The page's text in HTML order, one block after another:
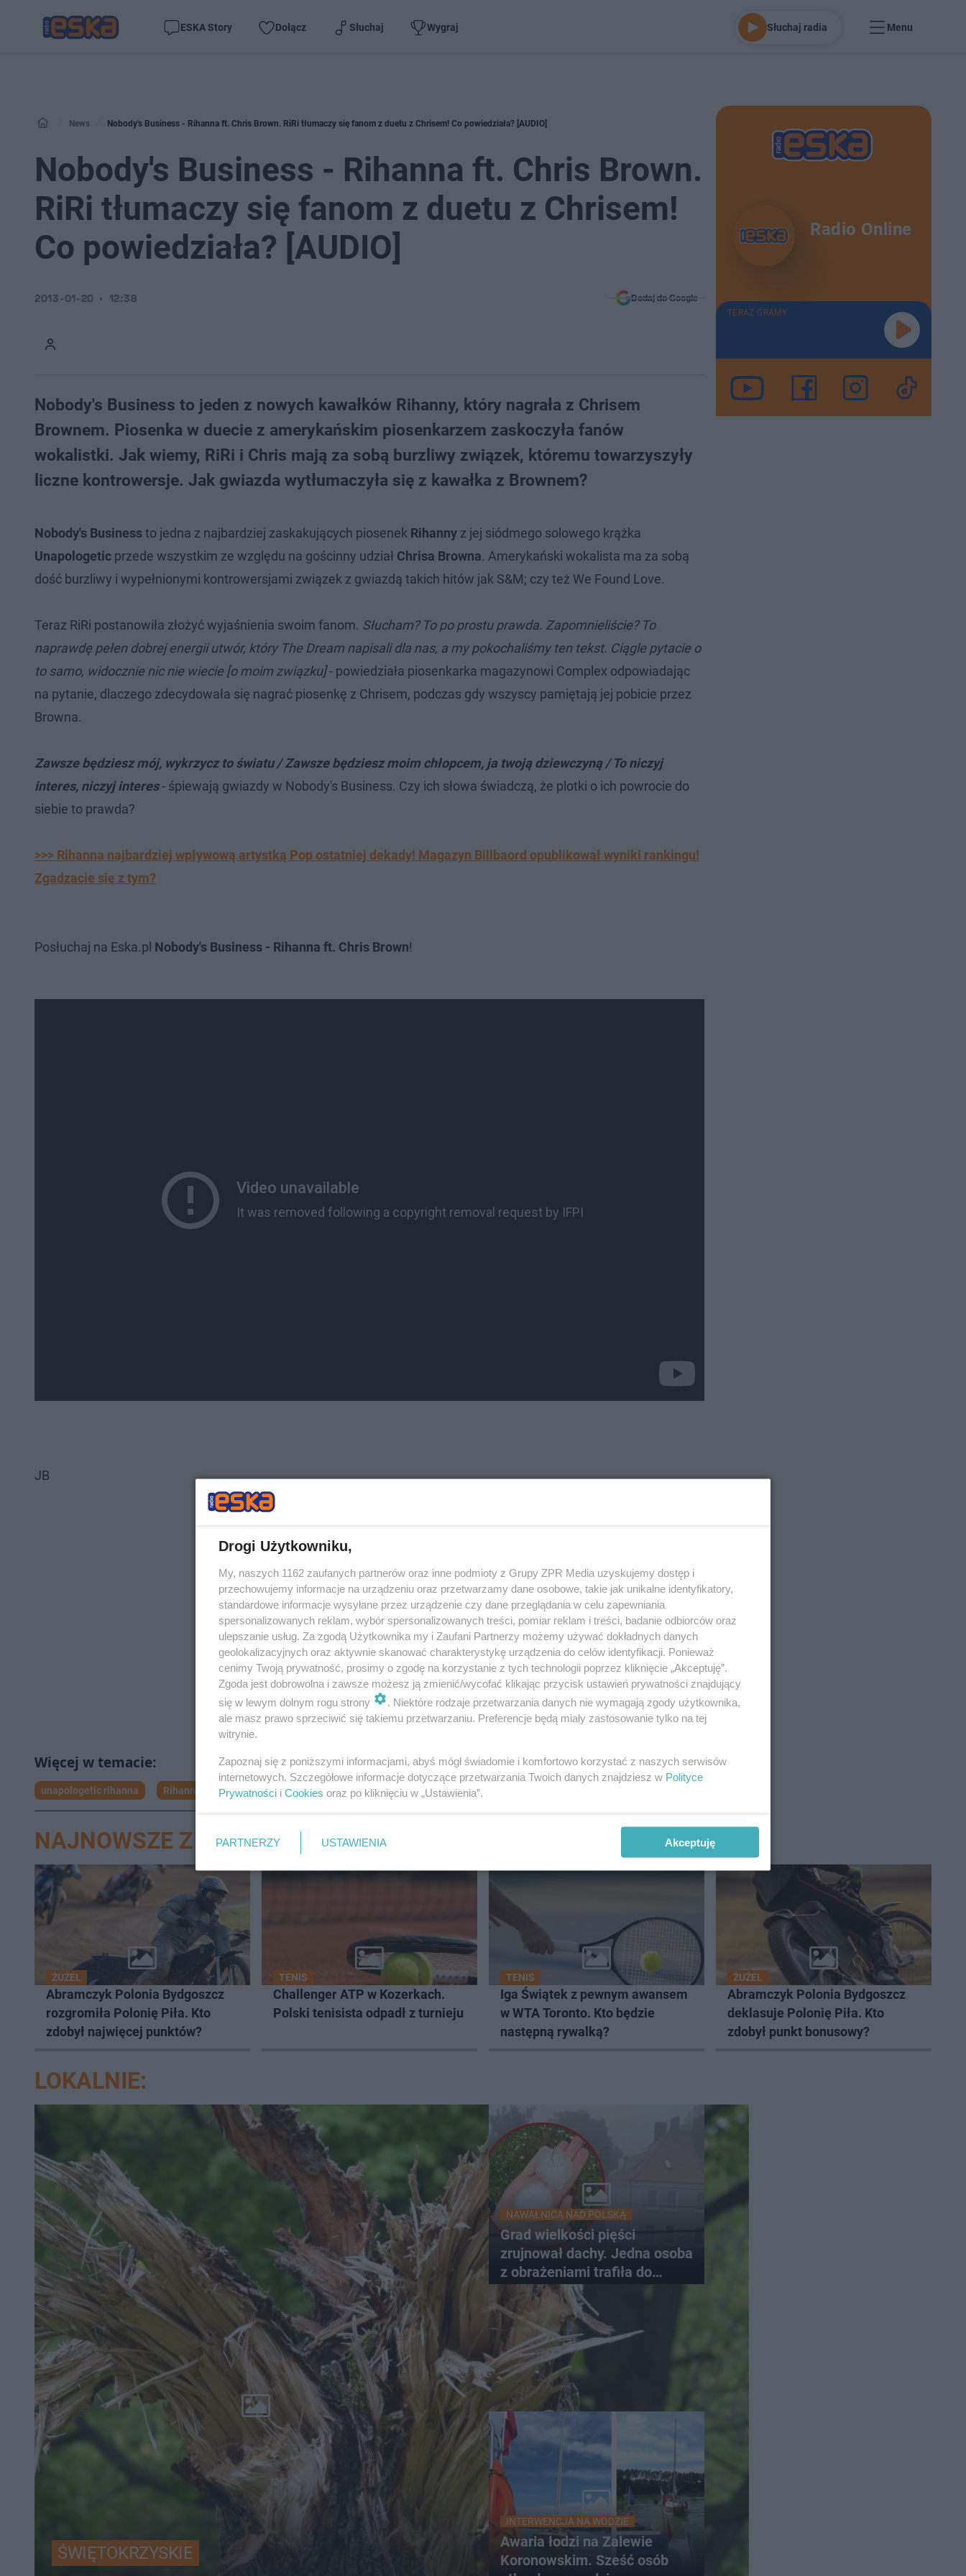
ESKA Story Dołącz Słuchaj Wygraj Słuchaj radia Menu
News Nobody's Business - Rihanna ft. Chris Brown. RiRi tłumaczy się fanom z duetu z Chrisem! Co powiedziała? [AUDIO]
Nobody's Business - Rihanna ft. Chris Brown.
RiRi tłumaczy się fanom z duetu z Chrisem!
Co powiedziała? [AUDIO]
2013-01-20 12:38 Dodaj do Google
Nobody's Business to jeden z nowych kawałków Rihanny, który nagrała z Chrisem
Brownem. Piosenka w duecie z amerykańskim piosenkarzem zaskoczyła fanów
wokalistki. Jak wiemy, RiRi i Chris mają za sobą burzliwy związek, któremu towarzyszyły
liczne kontrowersje. Jak gwiazda wytłumaczyła się z kawałka z Brownem?
Nobody's Businessto jedna z najbardziej zaskakujących piosenek Rihanny z jej siódmego solowego krążka
Unapologetic przede wszystkim ze względu na gościnny udział Chrisa Browna. Amerykański wokalista ma za sobą
dość burzliwy i wypełnionymi kontrowersjami związek z gwiazdą takich hitów jak S&M; czy też We Found Love.
Teraz RiRi postanowiła złożyć wyjaśnienia swoim fanom. Słucham? To po prostu prawda. Zapomnieliście? To
naprawdę pełen dobrej energii utwór, który The Dream napisali dla nas, a my pokochaliśmy ten tekst. Ciągle pytacie o
to samo, widocznie nic nie wiecie [o moim związku]- powiedziała piosenkarka magazynowi Complex odpowiadając
na pytanie, dlaczego zdecydowała się nagrać piosenkę z Chrisem, podczas gdy wszyscy pamiętają jej pobicie przez
Browna.
Zawsze będziesz mój, wykrzycz to światu / Zawsze będziesz moim chłopcem, ja twoją dziewczyną / To niczyj
interes, niczyj interes- śpiewają gwiazdy w Nobody's Business. Czy ich słowa świadczą, że plotki o ich powrocie do
siebie to prawda?
>>> Rihanna najbardziej wpływową artystką Pop ostatniej dekady! Magazyn Billbaord opublikował wyniki rankingu!
Zgadzacie się z tym?
Posłuchaj na Eska.pl Nobody's Business - Rihanna ft. Chris Brown!
JB
unapologetic rihanna Rihanna Chris Brown
Radio Online
TERAZ GRAMY
NAJNOWSZE Z DZIAŁU NAJNOWSZE
ŻUŻEL
Abramczyk Polonia Bydgoszcz
rozgromiła Polonię Piła. Kto
zdobył najwięcej punktów?
TENIS
Challenger ATP w Kozerkach.
Polski tenisista odpadł z turnieju
TENIS
Iga Świątek z pewnym awansem
w WTA Toronto. Kto będzie
następną rywalką?
ŻUŻEL
Abramczyk Polonia Bydgoszcz
deklasuje Polonię Piła. Kto
zdobył punkt bonusowy?
LOKALNIE:
ŚWIĘTOKRZYSKIE
NAWAŁNICA NAD POLSKĄ
Grad wielkości pięści
zrujnował dachy. Jedna osoba
z obrażeniami trafiła do
szpitala
INTERWENCJA NA WODZIE
Awaria łodzi na Zalewie
Koronowskim. Sześć osób
Drogi Użytkowniku,
My, naszych 1162 zaufanych partnerów oraz inne podmioty z Grupy ZPR Media uzyskujemy dostęp i
przechowujemy informacje na urządzeniu oraz przetwarzamy dane osobowe, takie jak unikalne identyfikatory,
standardowe informacje wysyłane przez urządzenie czy dane przeglądania w celu zapewniania
spersonalizowanych reklam, wybór spersonalizowanych treści, pomiar reklam i treści, badanie odbiorców oraz
ulepszanie usług. Za zgodą Użytkownika my i Zaufani Partnerzy możemy używać dokładnych danych
geolokalizacyjnych oraz aktywnie skanować charakterystykę urządzenia do celów identyfikacji. Ponieważ
cenimy Twoją prywatność, prosimy o zgodę na korzystanie z tych technologii poprzez kliknięcie „Akceptuję”.
Zgoda jest dobrowolna i zawsze możesz ją zmienić/wycofać klikając przycisk ustawień prywatności znajdujący
się w lewym dolnym rogu strony
. Niektóre rodzaje przetwarzania danych nie wymagają zgody użytkownika,
ale masz prawo sprzeciwić się takiemu przetwarzaniu. Preferencje będą miały zastosowanie tylko na tej
witrynie.
Zapoznaj się z poniższymi informacjami, abyś mógł świadomie i komfortowo korzystać z naszych serwisów
internetowych. Szczegółowe informacje dotyczące przetwarzania Twoich danych znajdziesz w Polityce
Prywatności i Cookies oraz po kliknięciu w „Ustawienia”.
PARTNERZY USTAWIENIA Akceptuję